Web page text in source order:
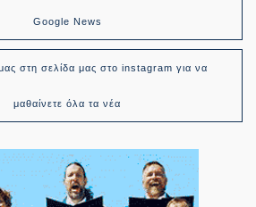
Google News
στη σελίδα μας στο instagram για να
μαθαίνετε όλα τα νέα